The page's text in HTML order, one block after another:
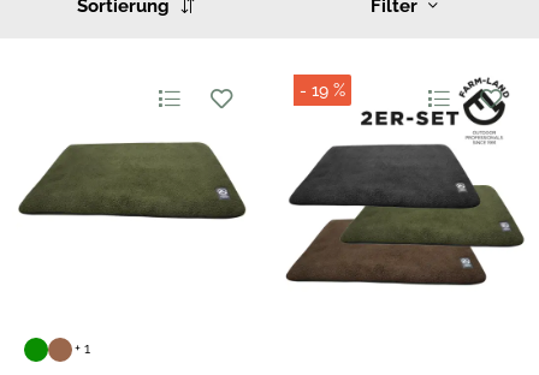
Filter
Sortierung
+ 1
- 19 %